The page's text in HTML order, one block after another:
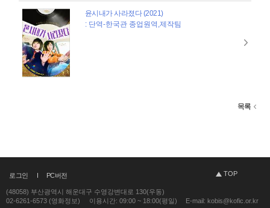
윤시내가 사라졌다 (2021)
: 단역-한국관 종업원역,제작팀
목록
로그인 PC버전 TOP
(48058) 부산광역시 해운대구 수영강변대로 130(우동)
02-6261-6573 (영화정보)
이용시간: 09:00 ~ 18:00(평일) E-mail: kobis@kofic.or.kr